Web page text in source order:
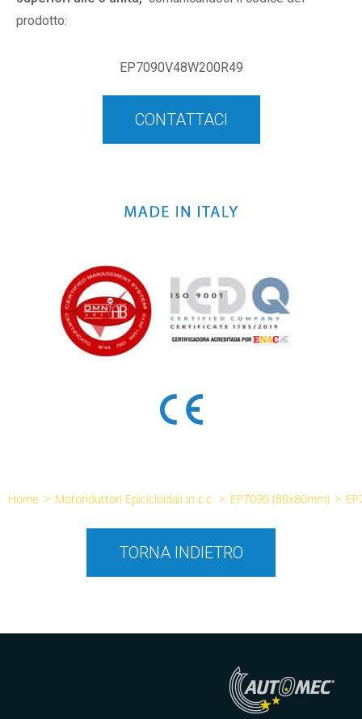
prodotto:
EP7090V48W200R49
CONTATTACI
Home > Motoriduttori Epicicloidali in c.c. > EP7090 (80x80mm) >
TORNA INDIETRO